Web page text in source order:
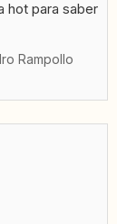
hot para saber
Rampollo